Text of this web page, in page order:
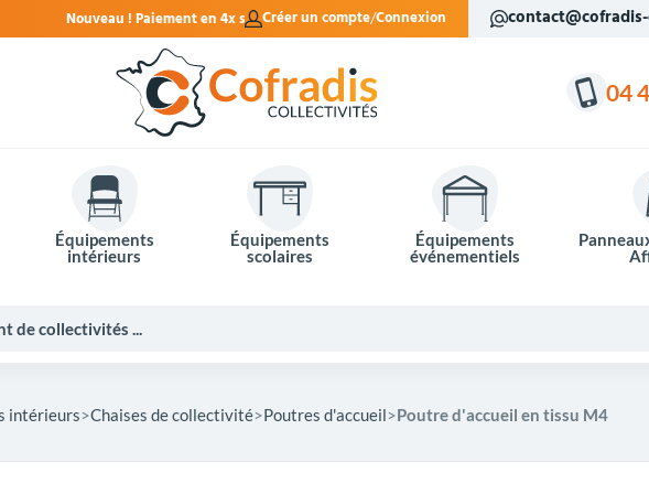
en 4x sans frais. Créer un compte Connexion
04
Équipements
intérieurs
Équipements
scolaires
Équipements
événementiels
intérieurs Chaises de collectivité Poutres d'accueil Poutre d'accueil en tissu M4